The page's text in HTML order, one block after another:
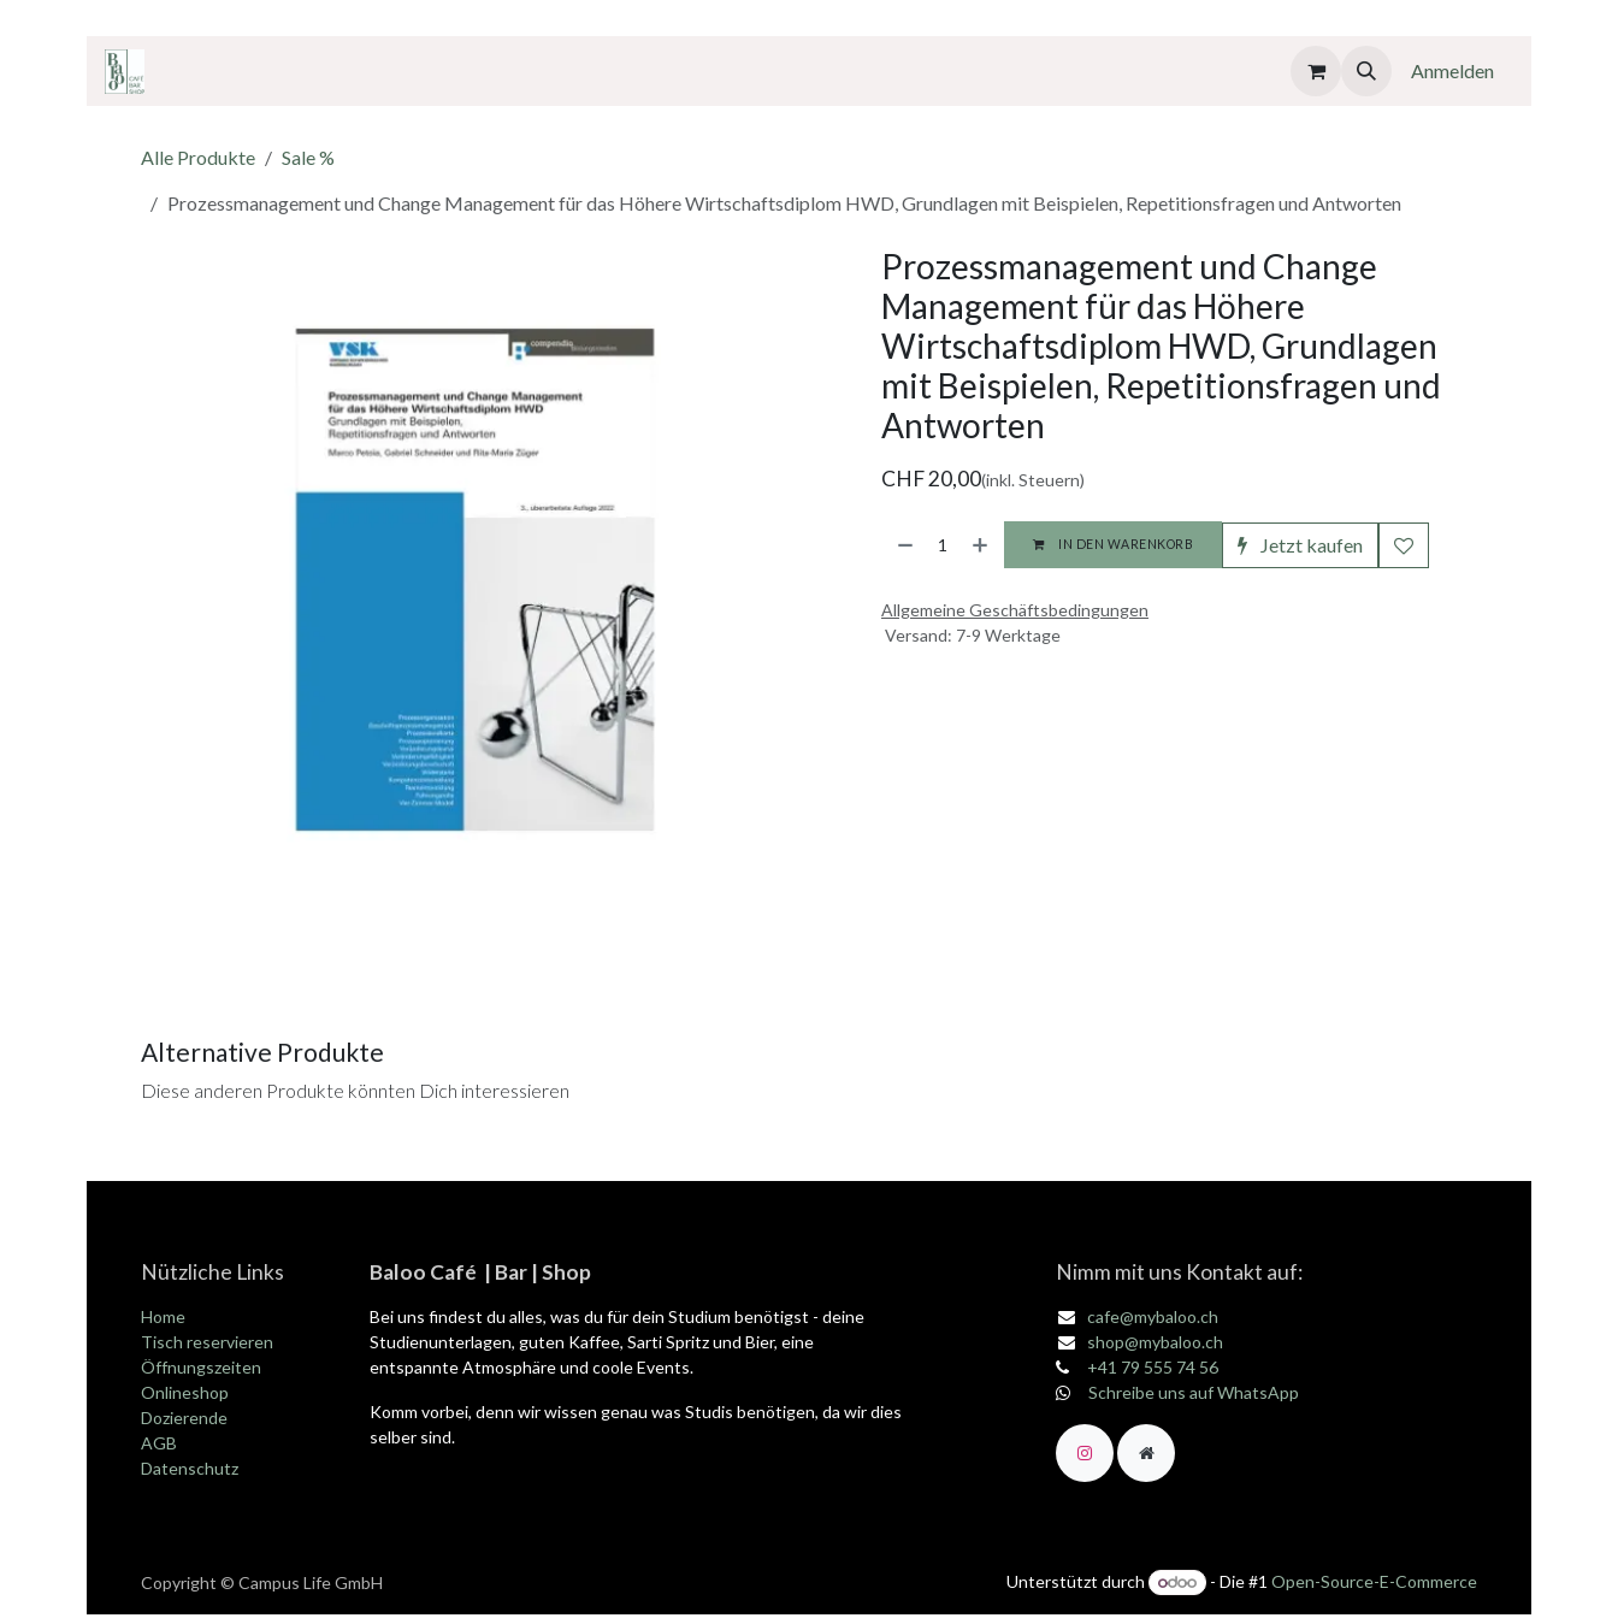
Anmelden
Alle Produkte
Sale %
Prozessmanagement und Change Management für das Höhere Wirtschaftsdiplom HWD, Grundlagen mit Beispielen, Repetitionsfragen und Antworten
Prozessmanagement und Change
Management für das Höhere
Wirtschaftsdiplom HWD, Grundlagen
mit Beispielen, Repetitionsfragen und
Antworten
CHF20,00(inkl. Steuern)
IN DEN WARENKORB Jetzt kaufen
Allgemeine Geschäftsbedingungen
Versand: 7-9 Werktage
Alternative Produkte
Diese anderen Produkte könnten Dich interessieren
Nützliche Links
Home
Tisch reservieren
Öffnungszeiten
Onlineshop
Dozierende
AGB
Datenschutz
Baloo Café | Bar | Shop
Bei uns findest du alles, was du für dein Studium benötigst - deine
Studienunterlagen, guten Kaffee, Sarti Spritz und Bier, eine
entspannte Atmosphäre und coole Events.
Komm vorbei, denn wir wissen genau was Studis benötigen, da wir dies
selber sind.
Nimm mit uns Kontakt auf:
cafe@mybaloo.ch
shop@mybaloo.ch
+41 79 555 74 56
Schreibe uns auf WhatsApp
Copyright © Campus Life GmbH Unterstützt durch - Die #1 Open-Source-E-Commerce